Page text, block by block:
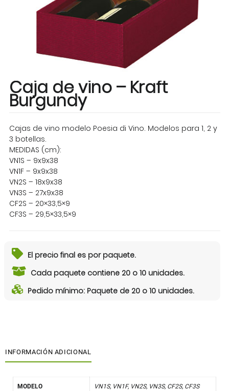
Caja de vino – Kraft
Burgundy
Cajas de vino modelo Poesia di Vino. Modelos para 1, 2 y
3 botellas.
MEDIDAS (cm):
VN1S – 9x9x38
VN1F – 9x9x38
VN2S – 18x9x38
VN3S – 27x9x38
CF2S – 20×33,5×9
CF3S – 29,5×33,5×9
El precio final es por paquete.
Cada paquete contiene 20 o 10 unidades.
Pedido mínimo: Paquete de 20 o 10 unidades.
INFORMACIÓN ADICIONAL
MODELO VN1S, VN1F, VN2S, VN3S, CF2S, CF3S